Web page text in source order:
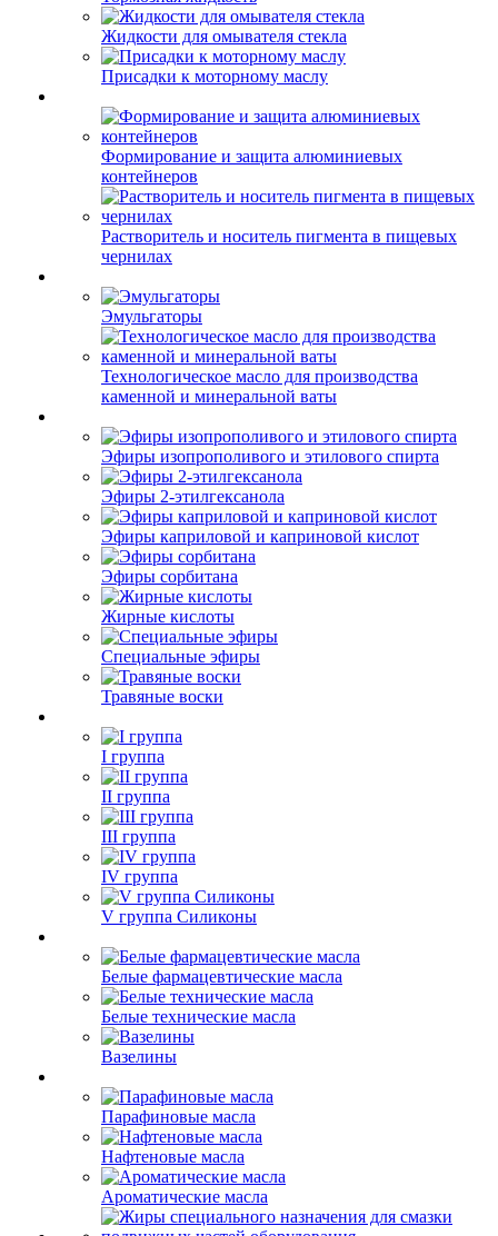
Жидкости для омывателя стекла
Присадки к моторному маслу
Формирование и защита алюминиевых
контейнеров
Растворитель и носитель пигмента в пищевых
чернилах
Эмульгаторы
Технологическое масло для производства
каменной и минеральной ваты
Эфиры изопрополивого и этилового спирта
Эфиры 2-этилгексанола
Эфиры каприловой и каприновой кислот
Эфиры сорбитана
Жирные кислоты
Специальные эфиры
Травяные воски
I группа
II группа
III группа
IV группа
V группа Силиконы
Белые фармацевтические масла
Белые технические масла
Вазелины
Парафиновые масла
Нафтеновые масла
Ароматические масла